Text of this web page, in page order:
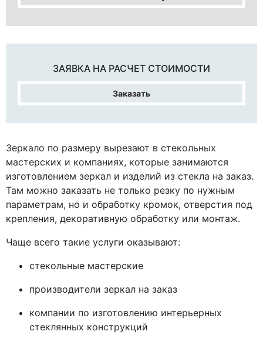
ЗАЯВКА НА РАСЧЕТ СТОИМОСТИ
Заказать
Зеркало по размеру вырезают в стекольных
мастерских и компаниях, которые занимаются
изготовлением зеркал и изделий из стекла на заказ.
Там можно заказать не только резку по нужным
параметрам, но и обработку кромок, отверстия под
крепления, декоративную обработку или монтаж.
Чаще всего такие услуги оказывают:
стекольные мастерские
производители зеркал на заказ
компании по изготовлению интерьерных
стеклянных конструкций